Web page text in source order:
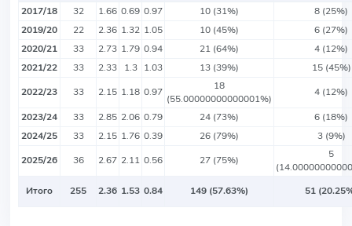
2017/18
32 1.66 0.69 0.97 10 (31%)
8 (25%)
2019/20
22 2.36 1.32 1.05 10 (45%)
6 (27%)
2020/21
33 2.73 1.79 0.94 21 (64%)
4 (12%)
2021/22
33 2.33 1.3 1.03 13 (39%)
15 (45%)
2022/23
33 2.15 1.18 0.97
18
(55.00000000000001%)
4 (12%)
2023/24
33 2.85 2.06 0.79 24 (73%)
6 (18%)
2024/25
33 2.15 1.76 0.39 26 (79%)
3 (9%)
2025/26
36 2.67 2.11 0.56 27 (75%)
5
Итого
255 2.36 1.53 0.84 149 (57.63%) 51